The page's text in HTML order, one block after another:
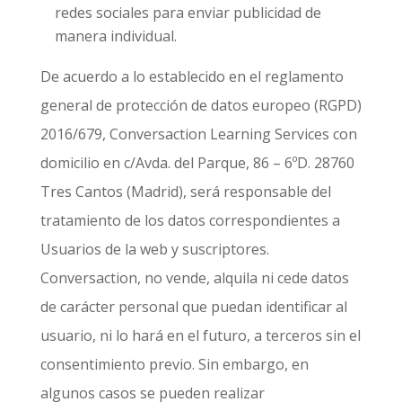
redes sociales para enviar publicidad de
manera individual.
De acuerdo a lo establecido en el reglamento
general de protección de datos europeo (RGPD)
2016/679, Conversaction Learning Services con
domicilio en c/Avda. del Parque, 86 – 6ºD. 28760
Tres Cantos (Madrid), será responsable del
tratamiento de los datos correspondientes a
Usuarios de la web y suscriptores.
Conversaction, no vende, alquila ni cede datos
de carácter personal que puedan identificar al
usuario, ni lo hará en el futuro, a terceros sin el
consentimiento previo. Sin embargo, en
algunos casos se pueden realizar